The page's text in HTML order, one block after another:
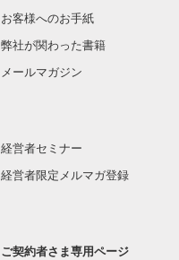
お客様へのお手紙
弊社が関わった書籍
メールマガジン
経営者セミナー
経営者限定メルマガ登録
ご契約者さま専用ページ